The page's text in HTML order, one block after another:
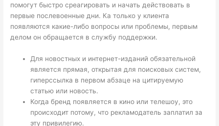
помогут быстро среагировать и начать действовать в
первые послевоенные дни. Ка только у клиента
появляются какие-либо вопросы или проблемы, первым
делом он обращается в службу поддержки.
Для новостных и интернет-изданий обязательной
является прямая, открытая для поисковых систем,
гиперссылка в первом абзаце на цитируемую
статью или новость.
Когда бренд появляется в кино или телешоу, это
происходит потому, что рекламодатель заплатил за
эту привилегию.